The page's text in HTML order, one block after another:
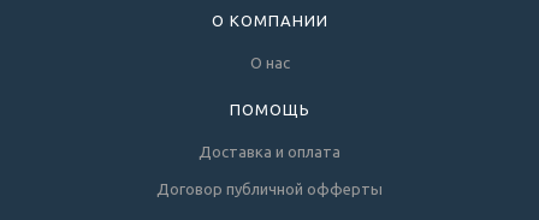
О КОМПАНИИ
О нас
ПОМОЩЬ
Доставка и оплата
Договор публичной офферты